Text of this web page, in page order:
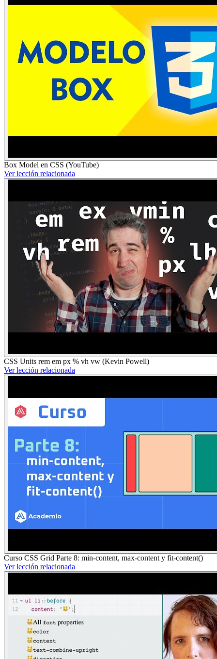
Box Model en CSS (YouTube)
Ver lección relacionada
CSS Units rem em px % vh vw (Kevin Powell)
Ver lección relacionada
Curso CSS Grid Parte 8: min-content, max-content y fit-content()
Ver lección relacionada